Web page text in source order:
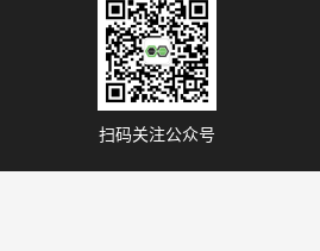
扫码关注公众号